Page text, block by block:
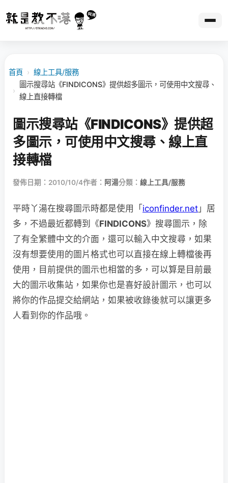
首頁 › 線上工具/服務
›
圖示搜尋站《FINDICONS》提供超多圖示，可使用中文搜尋、
線上直接轉檔
圖示搜尋站《FINDICONS》提供超
多圖示，可使用中文搜尋、線上直
接轉檔
發佈日期：2010/10/4作者： 阿湯分類： 線上工具/服務
平時丫湯在搜尋圖示時都是使用「 iconfinder.net 」居
多，不過最近都轉到《FINDICONS》搜尋圖示，除
了有全繁體中文的介面，還可以輸入中文搜尋，如果
沒有想要使用的圖片格式也可以直接在線上轉檔後再
使用，目前提供的圖示也相當的多，可以算是目前最
大的圖示收集站，如果你也是喜好設計圖示，也可以
將你的作品提交給網站，如果被收錄後就可以讓更多
人看到你的作品哦。